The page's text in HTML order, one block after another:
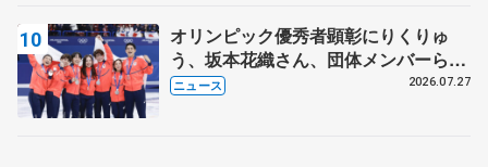
オリンピック優秀者顕彰にりくりゅ
う、坂本花織さん、団体メンバーら
8月7日に文科省が表彰式、ブルーノ・
ニュース 2026.07.27